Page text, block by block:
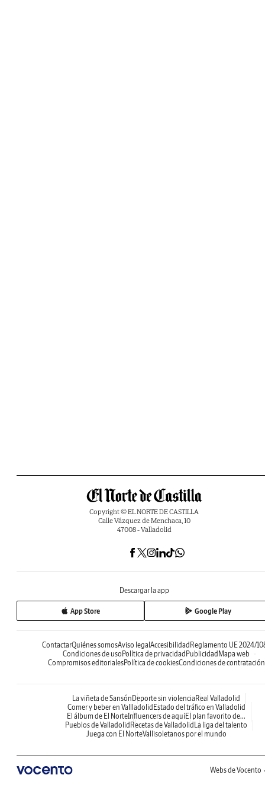
Copyright © EL NORTE DE CASTILLA
Calle Vázquez de Menchaca, 10
47008 - Valladolid
Descargar la app
App Store Google Play
ContactarQuiénes somosAviso legal Accesibilidad Reglamento UE 2024/
Condiciones de uso Política de privacidad Publicidad Mapa web
Compromisos editorialesPolítica de cookiesCondiciones de contratación
La viñeta de Sansón Deporte sin violencia Real Valladolid
Comer y beber en Vallladolid Estado del tráfico en Valladolid
El álbum de El NorteInfluencers de aquíEl plan favorito de...
Pueblos de Valladolid Recetas de Valladolid La liga del talento
Juega con El NorteVallisoletanos por el mundo
Webs de Vocento